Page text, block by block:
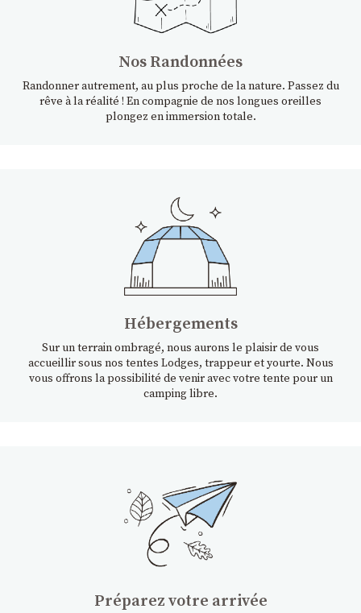
Nos Randonnées
Randonner autrement, au plus proche de la nature. Passez du
rêve à la réalité ! En compagnie de nos longues oreilles
plongez en immersion totale.
Hébergements
Sur un terrain ombragé, nous aurons le plaisir de vous
accueillir sous nos tentes Lodges, trappeur et yourte. Nous
vous offrons la possibilité de venir avec votre tente pour un
camping libre.
Préparez votre arrivée